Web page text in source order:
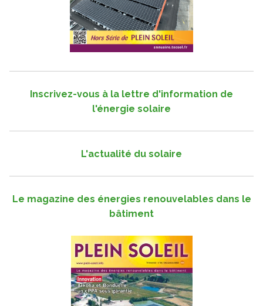
Inscrivez-vous à la lettre d'information de
l'énergie solaire
L'actualité du solaire
Le magazine des énergies renouvelables dans le
bâtiment